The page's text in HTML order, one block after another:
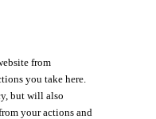
from
you take here.
but will also
your actions and